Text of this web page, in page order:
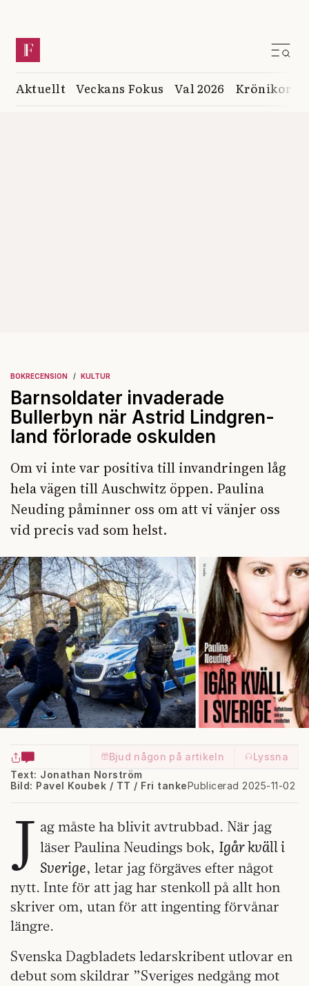
Aktuellt Veckans Fokus Val 2026 Krönikor
BOKRECENSION KULTUR
Barnsoldater invaderade
Bullerbyn när Astrid Lindgren-
land förlorade oskulden
Om vi inte var positiva till invandringen låg
hela vägen till Auschwitz öppen. Paulina
Neuding påminner oss om att vi vänjer oss
vid precis vad som helst.
Bjud någon på artikeln
Lyssna
Text: Jonathan Norström
Publicerad 2025-11-02
Bild: Pavel Koubek / TT / Fri tanke
J ag måste ha blivit avtrubbad. När jag
läser Paulina Neudings bok, Igår kväll i
Sverige, letar jag förgäves efter något
nytt. Inte för att jag har stenkoll på allt hon
skriver om, utan för att ingenting förvånar
längre.
Svenska Dagbladets ledarskribent utlovar en
debut som skildrar ”Sveriges nedgång mot